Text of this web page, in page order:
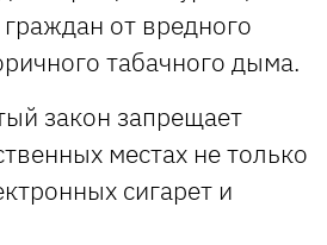
от вредного
табачного дыма.
закон запрещает
местах не только
сигарет и